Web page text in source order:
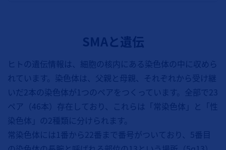
SMAと遺伝
ヒトの遺伝情報は、細胞の核内にある染色体の中に収めら
れています。染色体は、父親と母親、それぞれから受け継
いだ2本の染色体が1つのペアをつくっています。全部で23
ペア（46本）存在しており、これらは「常染色体」と「性
染色体」の2種類に分けられます。
常染色体には1番から22番まで番号がついており、5番目